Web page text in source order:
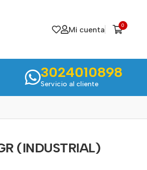
Mi cuenta 0
3024010898
Servicio al cliente
(INDUSTRIAL)